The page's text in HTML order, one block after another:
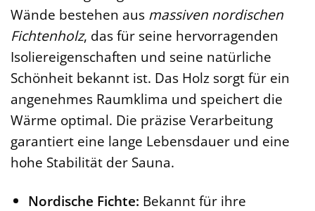
Wände bestehen aus massiven nordischen
Fichtenholz, das für seine hervorragenden
Isoliereigenschaften und seine natürliche
Schönheit bekannt ist. Das Holz sorgt für ein
angenehmes Raumklima und speichert die
Wärme optimal. Die präzise Verarbeitung
garantiert eine lange Lebensdauer und eine
hohe Stabilität der Sauna.
Nordische Fichte: Bekannt für ihre